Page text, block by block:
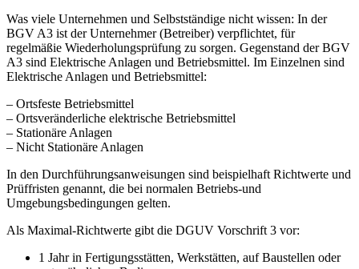
Was viele Unternehmen und Selbstständige nicht wissen: In der
BGV A3 ist der Unternehmer (Betreiber) verpflichtet, für
regelmäßie Wiederholungsprüfung zu sorgen. Gegenstand der BGV
A3 sind Elektrische Anlagen und Betriebsmittel. Im Einzelnen sind
Elektrische Anlagen und Betriebsmittel:
– Ortsfeste Betriebsmittel
– Ortsveränderliche elektrische Betriebsmittel
– Stationäre Anlagen
– Nicht Stationäre Anlagen
In den Durchführungsanweisungen sind beispielhaft Richtwerte und
Prüffristen genannt, die bei normalen Betriebs-und
Umgebungsbedingungen gelten.
Als Maximal-Richtwerte gibt die DGUV Vorschrift 3 vor:
1 Jahr in Fertigungsstätten, Werkstätten, auf Baustellen oder